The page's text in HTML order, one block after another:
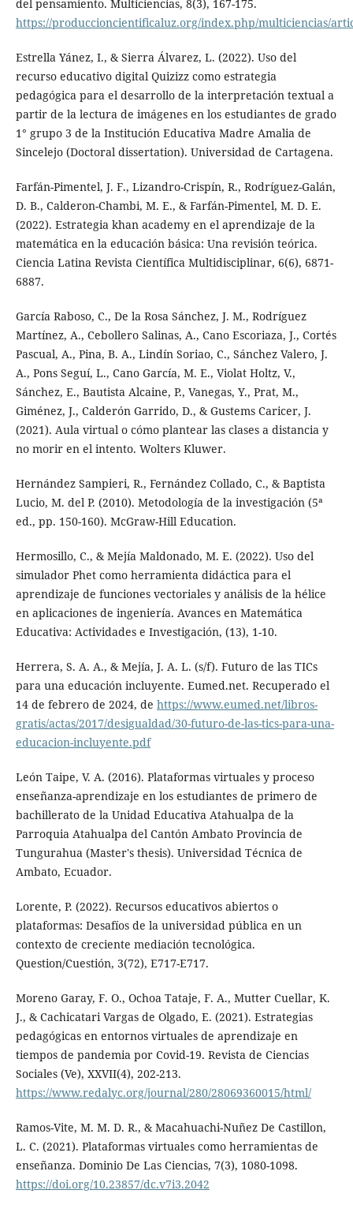
del pensamiento. Multiciencias, 8(3), 167-175.
https://produccioncientificaluz.org/index.php/multiciencias/
Estrella Yánez, I., & Sierra Álvarez, L. (2022). Uso del
recurso educativo digital Quizizz como estrategia
pedagógica para el desarrollo de la interpretación textual a
partir de la lectura de imágenes en los estudiantes de grado
1° grupo 3 de la Institución Educativa Madre Amalia de
Sincelejo (Doctoral dissertation). Universidad de Cartagena.
Farfán-Pimentel, J. F., Lizandro-Crispín, R., Rodríguez-Galán,
D. B., Calderon-Chambi, M. E., & Farfán-Pimentel, M. D. E.
(2022). Estrategia khan academy en el aprendizaje de la
matemática en la educación básica: Una revisión teórica.
Ciencia Latina Revista Científica Multidisciplinar, 6(6), 6871-
6887.
García Raboso, C., De la Rosa Sánchez, J. M., Rodríguez
Martínez, A., Cebollero Salinas, A., Cano Escoriaza, J., Cortés
Pascual, A., Pina, B. A., Lindín Soriao, C., Sánchez Valero, J.
A., Pons Seguí, L., Cano García, M. E., Violat Holtz, V.,
Sánchez, E., Bautista Alcaine, P., Vanegas, Y., Prat, M.,
Giménez, J., Calderón Garrido, D., & Gustems Caricer, J.
(2021). Aula virtual o cómo plantear las clases a distancia y
no morir en el intento. Wolters Kluwer.
Hernández Sampieri, R., Fernández Collado, C., & Baptista
Lucio, M. del P. (2010). Metodología de la investigación (5ª
ed., pp. 150-160). McGraw-Hill Education.
Hermosillo, C., & Mejía Maldonado, M. E. (2022). Uso del
simulador Phet como herramienta didáctica para el
aprendizaje de funciones vectoriales y análisis de la hélice
en aplicaciones de ingeniería. Avances en Matemática
Educativa: Actividades e Investigación, (13), 1-10.
Herrera, S. A. A., & Mejía, J. A. L. (s/f). Futuro de las TICs
para una educación incluyente. Eumed.net. Recuperado el
14 de febrero de 2024, de https://www.eumed.net/libros-
gratis/actas/2017/desigualdad/30-futuro-de-las-tics-para-una-
educacion-incluyente.pdf
León Taipe, V. A. (2016). Plataformas virtuales y proceso
enseñanza-aprendizaje en los estudiantes de primero de
bachillerato de la Unidad Educativa Atahualpa de la
Parroquia Atahualpa del Cantón Ambato Provincia de
Tungurahua (Master's thesis). Universidad Técnica de
Ambato, Ecuador.
Lorente, P. (2022). Recursos educativos abiertos o
plataformas: Desafíos de la universidad pública en un
contexto de creciente mediación tecnológica.
Question/Cuestión, 3(72), E717-E717.
Moreno Garay, F. O., Ochoa Tataje, F. A., Mutter Cuellar, K.
J., & Cachicatari Vargas de Olgado, E. (2021). Estrategias
pedagógicas en entornos virtuales de aprendizaje en
tiempos de pandemia por Covid-19. Revista de Ciencias
Sociales (Ve), XXVII(4), 202-213.
https://www.redalyc.org/journal/280/28069360015/html/
Ramos-Vite, M. M. D. R., & Macahuachi-Nuñez De Castillon,
L. C. (2021). Plataformas virtuales como herramientas de
enseñanza. Dominio De Las Ciencias, 7(3), 1080-1098.
https://doi.org/10.23857/dc.v7i3.2042